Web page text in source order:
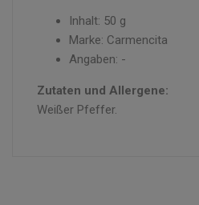
Inhalt: 50 g
Marke: Carmencita
Angaben: -
Zutaten und Allergene:
Weißer Pfeffer.